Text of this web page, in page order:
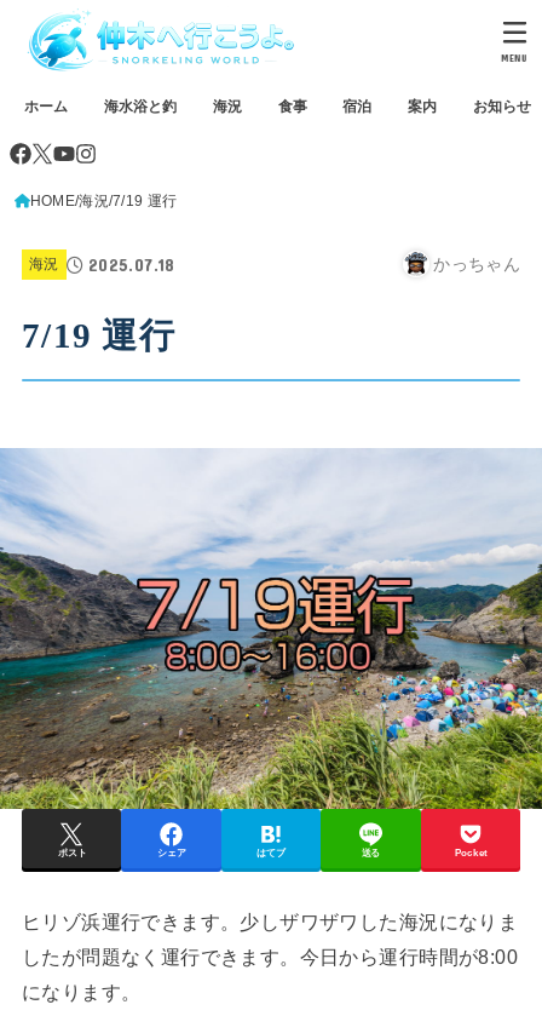
ホーム 海水浴と釣 海況 食事 宿泊 案内 お知らせ
MENU
HOME 海況 7/19 運行
海況 2025.07.18 かっちゃん
7/19 運行
ポスト シェア はてブ 送る Pocket
ヒリゾ浜運行できます。少しザワザワした海況になりま
したが問題なく運行できます。今日から運行時間が8:00
になります。